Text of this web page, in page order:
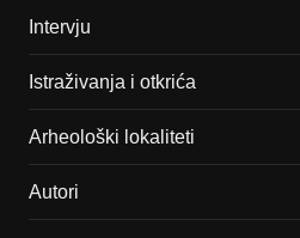
Intervju
Istraživanja i otkrića
Arheološki lokaliteti
Autori